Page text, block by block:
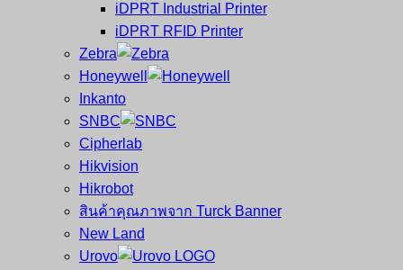
iDPRT Industrial Printer
iDPRT RFID Printer
Zebra
Honeywell
Inkanto
SNBC
Cipherlab
Hikvision
Hikrobot
สินค้าคุณภาพจาก Turck Banner
New Land
Urovo